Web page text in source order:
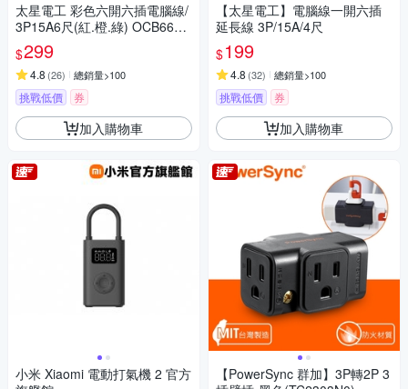
太星電工 彩色六開六插電腦線/
3P15A6尺(紅.橙.綠) OCB6630
$299
4.8 (26) 總銷量>100
挑戰低價 券
加入購物車
小米 Xiaomi 電動打氣機 2 官方
【太星電工】電腦線一開六插
延長線 3P/15A/4尺
$199
4.8 (32) 總銷量>100
挑戰低價 券
加入購物車
【PowerSync 群加】3P轉2P 3